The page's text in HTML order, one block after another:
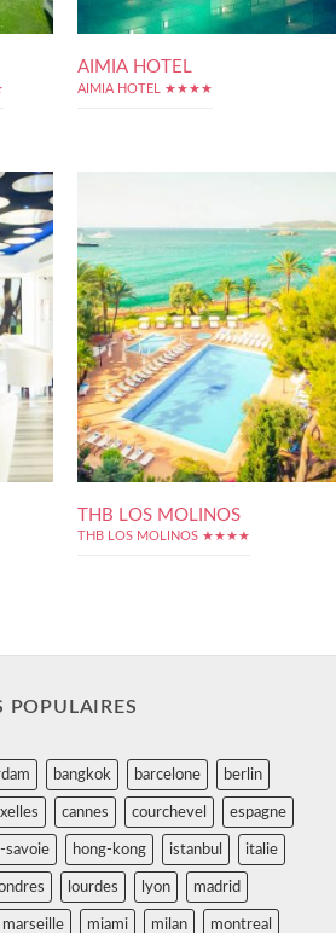
AIMIA HOTEL
AIMIA HOTEL ★★★★
THB LOS MOLINOS
THB LOS MOLINOS ★★★★
POPULAIRES
bangkok barcelone berlin
cannes courchevel espagne
savoie hong-kong istanbul italie
lourdes lyon madrid
marseille miami milan montreal